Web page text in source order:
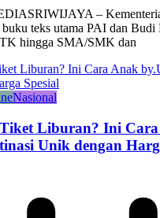
–
teks utama PAI dan Budi
hingga SMA/SMK dan
Nasional
Liburan? Ini
Unik dengan